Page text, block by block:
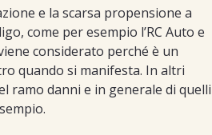
e la scarsa propensione a
come per esempio l’RC Auto e
considerato perché è un
quando si manifesta. In altri
ramo danni e in generale di quelli